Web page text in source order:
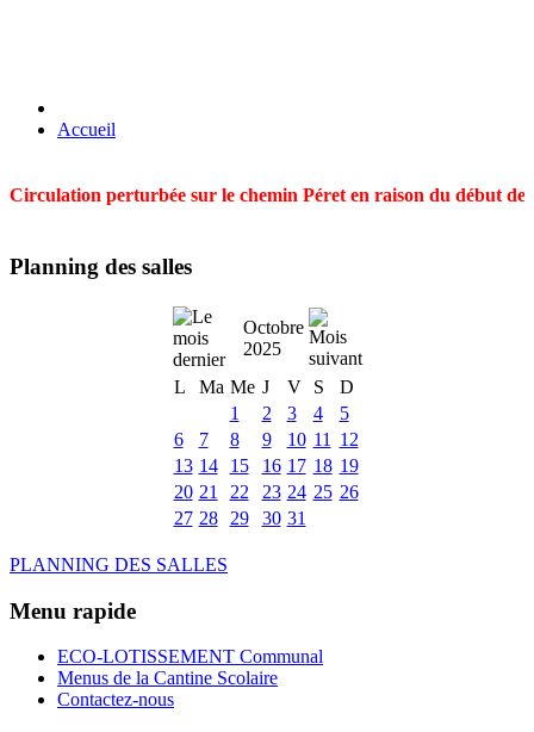
Accueil
Circulation perturbée sur le chemin Péret en raison du début
Planning des salles
Octobre
2025
L
Ma Me J V S
D
1
2 3 4
5
6
7 8 9 10 11
12
13 14 15 16 17 18 19
20 21 22 23 24 25 26
27 28 29 30 31
PLANNING DES SALLES
Menu rapide
ECO-LOTISSEMENT Communal
Menus de la Cantine Scolaire
Contactez-nous